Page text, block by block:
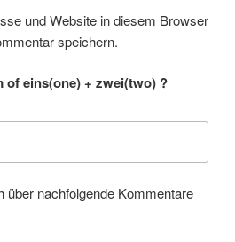
und Website in diesem Browser
speichern.
of eins(one) + zwei(two) ?
über nachfolgende Kommentare